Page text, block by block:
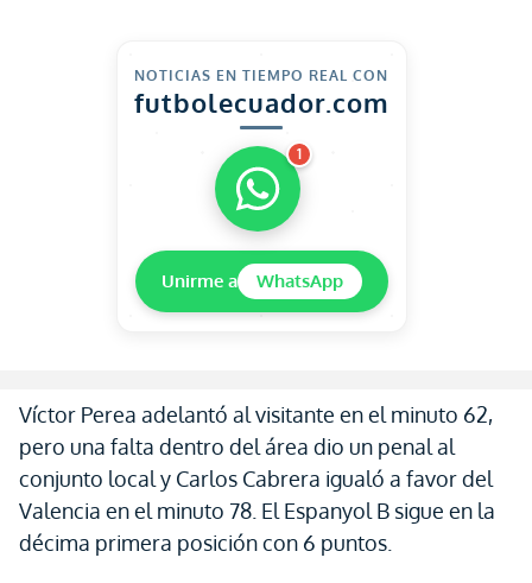
NOTICIAS EN TIEMPO REAL CON
futbolecuador.com
1
Unirme a WhatsApp
Víctor Perea adelantó al visitante en el minuto 62,
pero una falta dentro del área dio un penal al
conjunto local y Carlos Cabrera igualó a favor del
Valencia en el minuto 78. El Espanyol B sigue en la
décima primera posición con 6 puntos.